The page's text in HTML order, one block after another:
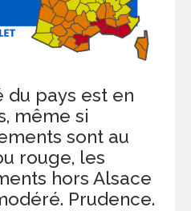
du pays est en
même si
sont au
rouge, les
hors Alsace
Prudence.